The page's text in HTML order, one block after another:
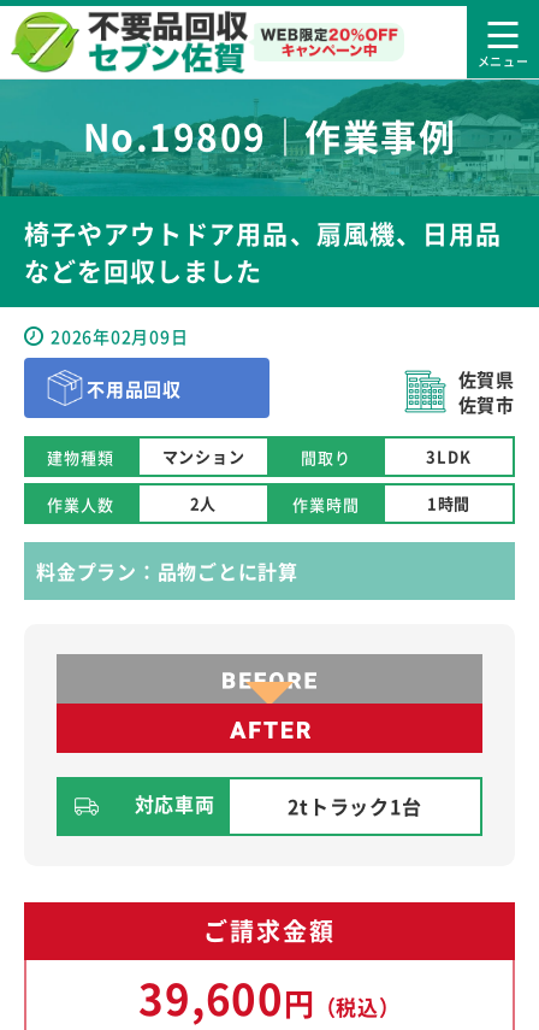
No.19809｜作業事例
椅子やアウトドア用品、扇風機、日用品
などを回収しました
2026年02月09日
不用品回収
佐賀県
佐賀市
建物種類 マンション 間取り 3LDK
作業人数 2人 作業時間 1時間
料金プラン：品物ごとに計算
対応車両 2tトラック1台
ご請求金額
39,600円 （税込）